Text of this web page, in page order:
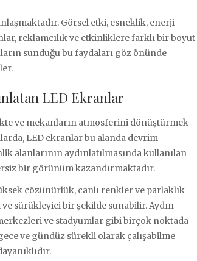
Görsel etki, esneklik, enerji
reklamcılık ve etkinliklere farklı bir boyut
sunduğu bu faydaları göz önünde
LED Ekranlar
ve mekanların atmosferini dönüştürmek
LED ekranlar bu alanda devrim
alanlarının aydınlatılmasında kullanılan
bir görünüm kazandırmaktadır.
çözünürlük, canlı renkler ve parlaklık
sürükleyici bir şekilde sunabilir. Aydın
ve stadyumlar gibi birçok noktada
ve gündüz sürekli olarak çalışabilme